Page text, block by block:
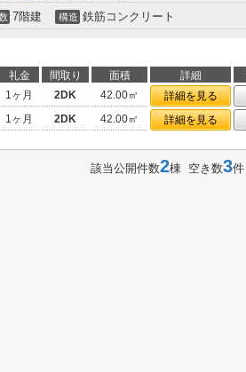
7階建 構造 鉄筋コンクリート
礼金 間取り 面積 詳細
1ヶ月 2DK 42.00㎡ 詳細を見る
1ヶ月 2DK 42.00㎡ 詳細を見る
該当公開件数2棟 空き数3件